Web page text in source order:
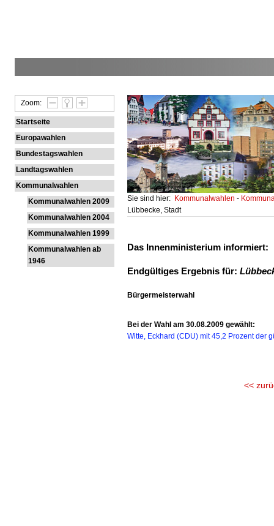
Zoom:
Startseite
Europawahlen
Bundestagswahlen
Landtagswahlen
Kommunalwahlen
Kommunalwahlen 2009
Kommunalwahlen 2004
Kommunalwahlen 1999
Kommunalwahlen ab
1946
Sie sind hier: Kommunalwahlen-
Lübbecke, Stadt
Das Innenministerium informiert:
Endgültiges Ergebnis für:
Bürgermeisterwahl
Bei der Wahl am 30.08.2009 gewählt:
Witte, Eckhard (CDU) mit 45,2 Prozent der
<<